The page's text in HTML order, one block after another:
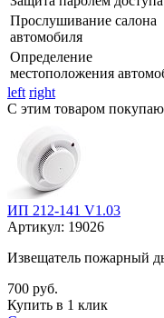
Прослушивание салона
автомобиля
Определение
местоположения
left right
С этим товаром
ИП 212-141 V1.03
Артикул: 19026
Извещатель пожарный
700 руб.
Купить в 1 клик